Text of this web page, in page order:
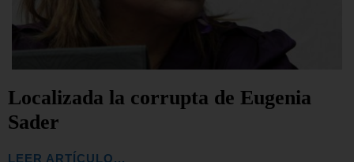
Localizada la corrupta de Eugenia
Sader
LEER ARTÍCULO...